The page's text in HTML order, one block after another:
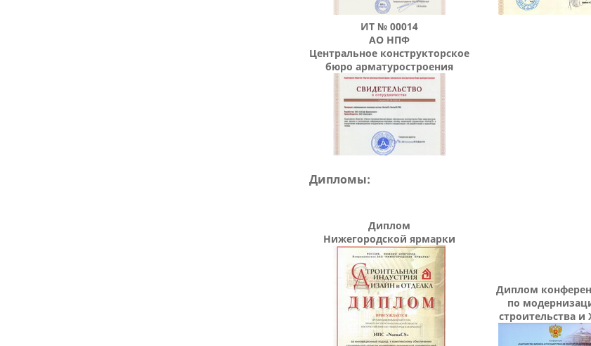
ИТ № 00014
АО НПФ
Центральное конструкторское
бюро арматуростроения
Дипломы:
Диплом
Нижегородской ярмарки
Диплом
по
строительства и